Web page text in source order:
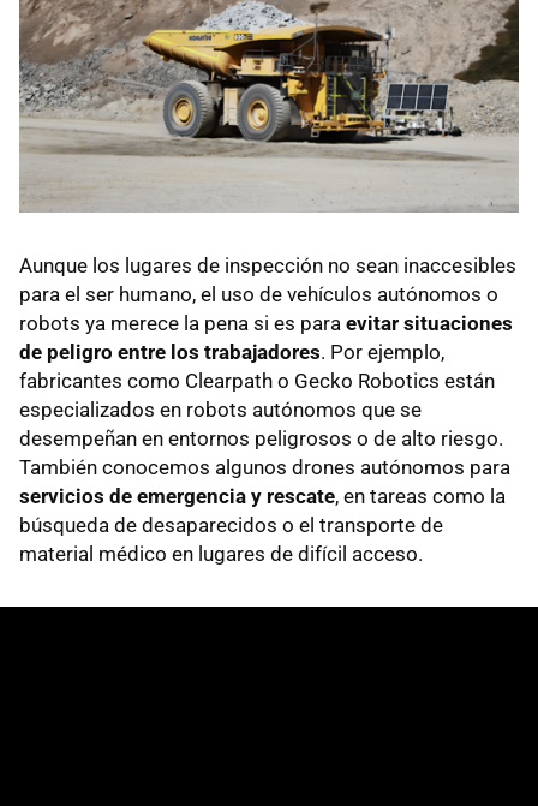
Aunque los lugares de inspección no sean inaccesibles
para el ser humano, el uso de vehículos autónomos o
robots ya merece la pena si es para evitar situaciones
de peligro entre los trabajadores. Por ejemplo,
fabricantes como Clearpath o Gecko Robotics están
especializados en robots autónomos que se
desempeñan en entornos peligrosos o de alto riesgo.
También conocemos algunos drones autónomos para
servicios de emergencia y rescate, en tareas como la
búsqueda de desaparecidos o el transporte de
material médico en lugares de difícil acceso.